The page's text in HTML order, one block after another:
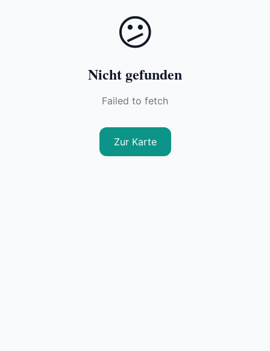
😕
Nicht gefunden
Failed to fetch
Zur Karte